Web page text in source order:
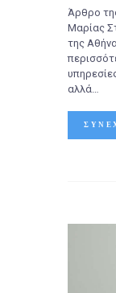
Άρθρο
Μαρίας
της
αλλά…